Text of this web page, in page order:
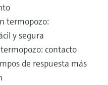
termopozo:
y segura
contacto
de respuesta más